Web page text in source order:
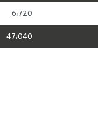
6،720
47،040